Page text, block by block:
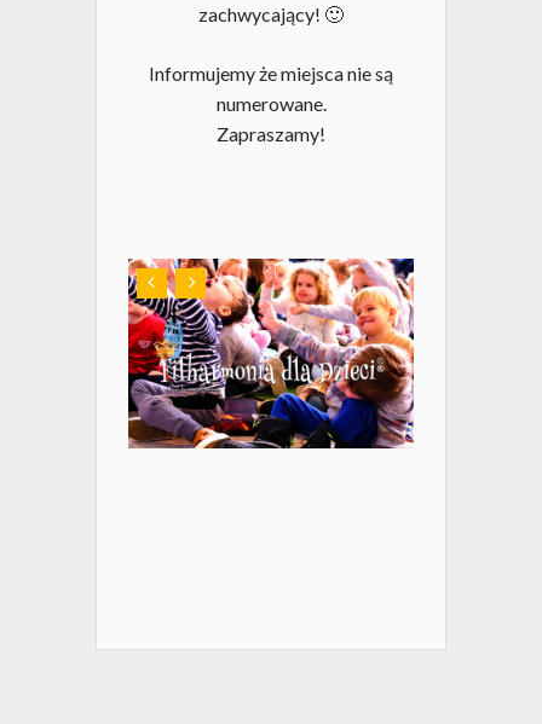
zachwycający! 🙂
Informujemy że miejsca nie są
numerowane.
Zapraszamy!